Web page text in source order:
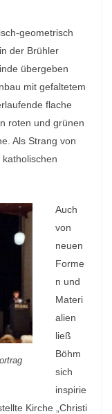
geometrisch
der Brühler
übergeben
mit gefaltetem
flache
roten und grünen
Als Strang von
Auch
von
neuen
Forme
n und
Materi
alien
ließ
Böhm
sich
inspirie
Kirche „Christi